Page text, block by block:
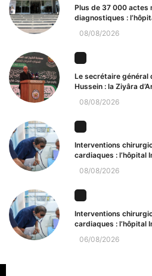
Plus de 37 000 actes
diagnostiques :
08/08/2026
Le secrétaire général
Hussein : la Ziyâra
08/08/2026
Interventions
cardiaques : l’hôpital
08/08/2026
Interventions
cardiaques : l’hôpital
06/08/2026